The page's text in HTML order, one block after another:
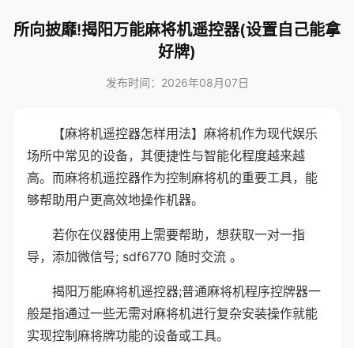
所向披靡!揭阳万能麻将机遥控器(设置自己能拿
好牌)
发布时间：2026年08月07日
【麻将机遥控器怎样用法】麻将机作为现代娱乐
场所中常见的设备，其便捷性与智能化程度越来越
高。而麻将机遥控器作为控制麻将机的重要工具，能
够帮助用户更高效地操作机器。
若你在仪器使用上需要帮助，想获取一对一指
导，添加微信号; sdf6770 随时交流 。
揭阳万能麻将机遥控器;普通麻将机程序控牌器一
般是指通过一些无需对麻将机进行复杂安装操作就能
实现控制麻将牌功能的设备或工具。